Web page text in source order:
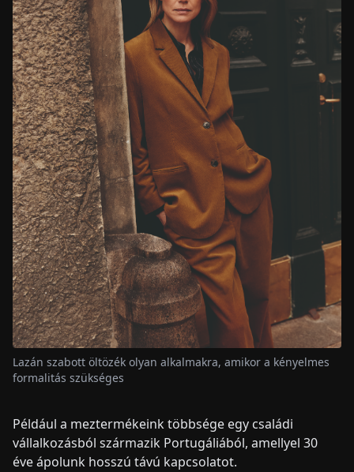
Például a meztermékeink többsége egy családi
vállalkozásból származik Portugáliából, amellyel 30
éve ápolunk hosszú távú kapcsolatot.
Lazán szabott öltözék olyan alkalmakra, amikor a kényelmes
formalitás szükséges